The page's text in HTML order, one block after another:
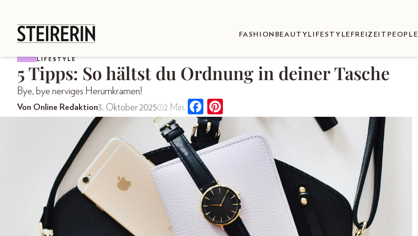
FASHION BEAUTY LIFESTYLE FREIZEIT PEOPLE
LIFESTYLE
5 Tipps: So hältst du Ordnung in deiner Tasche
Bye, bye nerviges Herumkramen!
Von Online Redaktion3. Oktober 2025 2 Min.